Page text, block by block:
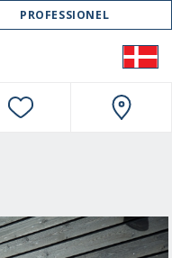
PROFESSIONEL